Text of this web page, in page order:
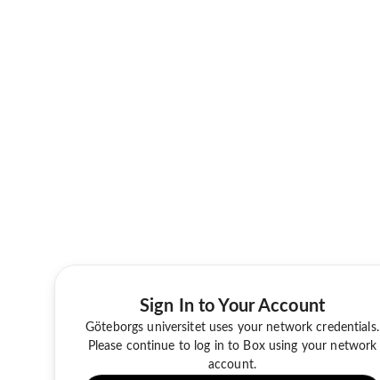
Sign In to Your Account
Göteborgs universitet uses your network credentials.
Please continue to log in to Box using your network
account.